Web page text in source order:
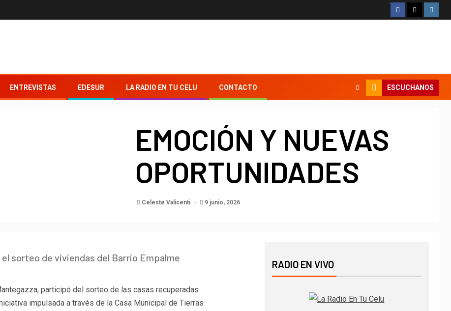
ENTREVISTAS EDESUR LA RADIO EN TU CELU CONTACTO ESCUCHANOS
EMOCIÓN Y NUEVAS
OPORTUNIDADES
Celeste Valicenti 9 junio, 2026
sorteo de viviendas del Barrio Empalme
participó del sorteo de las casas recuperadas
impulsada a través de la Casa Municipal de Tierras
RADIO EN VIVO